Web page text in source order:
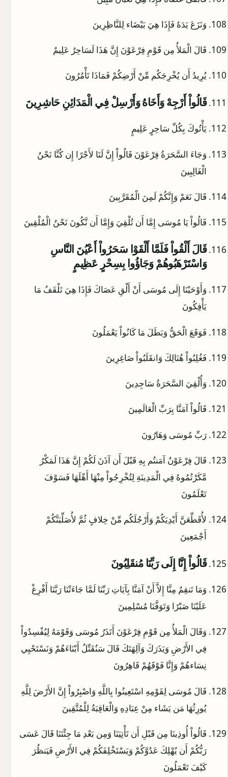
وَنَزَعَ يَدَهُ فَإِذَا هِيَ بَيْضَاء لِلنَّاظِرِينَ
قَالَ الْمَلأُ مِن قَوْمِ فِرْعَوْنَ إِنَّ هَذَا لَسَاحِرٌ عَلِيمٌ
يُرِيدُ أَن يُخْرِجَكُم مِّنْ أَرْضِكُمْ فَمَاذَا تَأْمُرُونَ
قَالُواْ أَرْجِهْ وَأَخَاهُ وَأَرْسِلْ فِي الْمَدَائِنِ حَاشِرِينَ
يَأْتُوكَ بِكُلِّ سَاحِرٍ عَلِيمٍ
وَجَاءَ السَّحَرَةُ فِرْعَوْنَ قَالُواْ إِنَّ لَنَا لأَجْرًا إِن كُنَّا نَحْنُ
الْغَالِبِينَ
قَالَ نَعَمْ وَإِنَّكُمْ لَمِنَ الْمُقَرَّبِينَ
قَالُواْ يَا مُوسَى إِمَّا أَن تُلْقِيَ وَإِمَّا أَن نَّكُونَ نَحْنُ الْمُلْقِينَ
قَالَ أَلْقُواْ فَلَمَّا أَلْقَوْا سَحَرُواْ أَعْيُنَ النَّاسِ
وَاسْتَرْهَبُوهُمْ وَجَاؤُوا بِسِحْرٍ عَظِيمٍ
وَأَوْحَيْنَا إِلَى مُوسَى أَنْ أَلْقِ عَصَاكَ فَإِذَا هِيَ تَلْقَفُ مَا
يَأْفِكُونَ
فَوَقَعَ الْحَقُّ وَبَطَلَ مَا كَانُواْ يَعْمَلُونَ
فَغُلِبُواْ هُنَالِكَ وَانقَلَبُواْ صَاغِرِينَ
وَأُلْقِيَ السَّحَرَةُ سَاجِدِينَ
قَالُواْ آمَنَّا بِرَبِّ الْعَالَمِينَ
رَبِّ مُوسَى وَهَارُونَ
قَالَ فِرْعَوْنُ آمَنتُم بِهِ قَبْلَ أَن آذَنَ لَكُمْ إِنَّ هَذَا لَمَكْرٌ
مَّكَرْتُمُوهُ فِي الْمَدِينَةِ لِتُخْرِجُواْ مِنْهَا أَهْلَهَا فَسَوْفَ
تَعْلَمُونَ
لأُقَطِّعَنَّ أَيْدِيَكُمْ وَأَرْجُلَكُم مِّنْ خِلافٍ ثُمَّ لأُصَلِّبَنَّكُمْ
أَجْمَعِينَ
قَالُواْ إِنَّا إِلَى رَبِّنَا مُنقَلِبُونَ
وَمَا تَنقِمُ مِنَّا إِلاَّ أَنْ آمَنَّا بِآيَاتِ رَبِّنَا لَمَّا جَاءَتْنَا رَبَّنَا أَفْرِغْ
عَلَيْنَا صَبْرًا وَتَوَفَّنَا مُسْلِمِينَ
وَقَالَ الْمَلأُ مِن قَوْمِ فِرْعَوْنَ أَتَذَرُ مُوسَى وَقَوْمَهُ لِيُفْسِدُواْ
فِي الأَرْضِ وَيَذَرَكَ وَآلِهَتَكَ قَالَ سَنُقَتِّلُ أَبْنَاءَهُمْ وَنَسْتَحْيِي
نِسَاءهُمْ وَإِنَّا فَوْقَهُمْ قَاهِرُونَ
قَالَ مُوسَى لِقَوْمِهِ اسْتَعِينُوا بِاللَّهِ وَاصْبِرُواْ إِنَّ الأَرْضَ لِلَّهِ
يُورِثُهَا مَن يَشَاء مِنْ عِبَادِهِ وَالْعَاقِبَةُ لِلْمُتَّقِينَ
قَالُواْ أُوذِينَا مِن قَبْلِ أَن تَأْتِيَنَا وَمِن بَعْدِ مَا جِئْتَنَا قَالَ عَسَى
رَبُّكُمْ أَن يُهْلِكَ عَدُوَّكُمْ وَيَسْتَخْلِفَكُمْ فِي الأَرْضِ فَيَنظُرَ
كَيْفَ تَعْمَلُونَ